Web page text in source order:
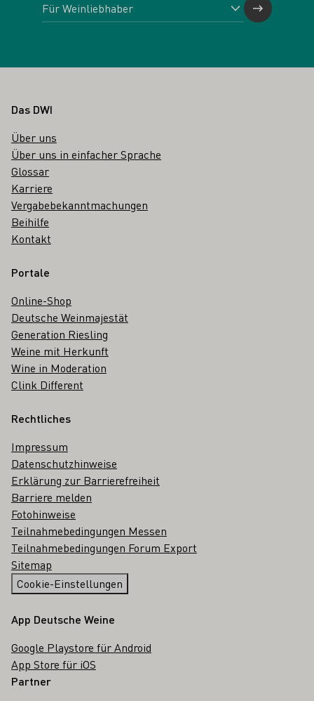
Fußbereich
Das DWI
Über uns
Über uns in einfacher Sprache
Glossar
Karriere
Vergabebekanntmachungen
Beihilfe
Kontakt
Portale
Online-Shop
Deutsche Weinmajestät
Generation Riesling
Weine mit Herkunft
Wine in Moderation
Clink Different
Rechtliches
Impressum
Datenschutzhinweise
Erklärung zur Barrierefreiheit
Barriere melden
Fotohinweise
Teilnahmebedingungen Messen
Teilnahmebedingungen Forum Export
Sitemap
Cookie-Einstellungen
App Deutsche Weine
Google Playstore für Android
App Store für iOS
Partner